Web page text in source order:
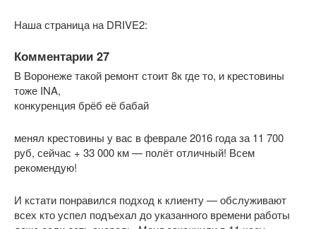
Наша страница на DRIVE2:
Комментарии 27
В Воронеже такой ремонт стоит 8к где то, и крестовины
тоже INA,
конкуренция брёб её бабай
менял крестовины у вас в феврале 2016 года за 11 700
руб, сейчас + 33 000 км — полёт отличный! Всем
рекомендую!
И кстати понравился подход к клиенту — обслуживают
всех кто успел подъехал до указанного времени работы